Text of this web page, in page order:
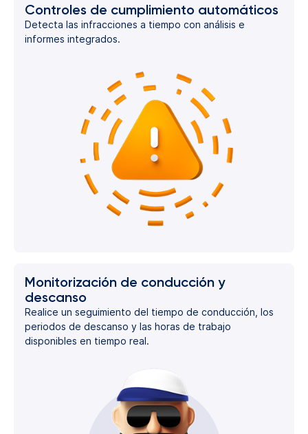
Controles de cumplimiento automáticos
Detecta las infracciones a tiempo con análisis e
informes integrados.
Monitorización de conducción y
descanso
Realice un seguimiento del tiempo de conducción, los
periodos de descanso y las horas de trabajo
disponibles en tiempo real.